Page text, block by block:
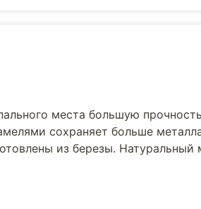
места большую
сохраняет больше
из березы. Натуральный